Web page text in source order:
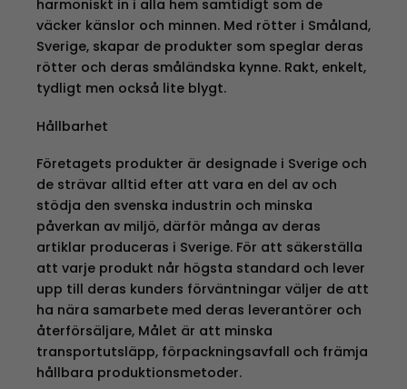
harmoniskt in i alla hem samtidigt som de
väcker känslor och minnen. Med rötter i Småland,
Sverige, skapar de produkter som speglar deras
rötter och deras småländska kynne. Rakt, enkelt,
tydligt men också lite blygt.
Hållbarhet
Företagets produkter är designade i Sverige och
de strävar alltid efter att vara en del av och
stödja den svenska industrin och minska
påverkan av miljö, därför många av deras
artiklar produceras i Sverige. För att säkerställa
att varje produkt når högsta standard och lever
upp till deras kunders förväntningar väljer de att
ha nära samarbete med deras leverantörer och
återförsäljare, Målet är att minska
transportutsläpp, förpackningsavfall och främja
hållbara produktionsmetoder.